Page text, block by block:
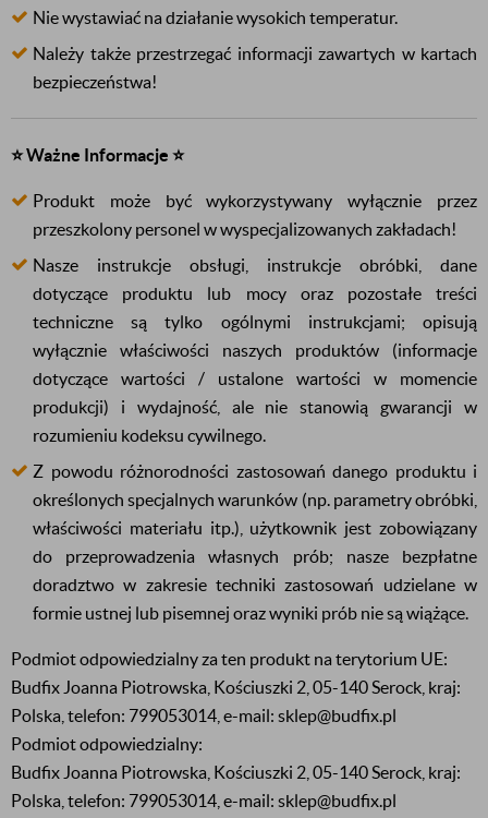
Nie wystawiać na działanie wysokich temperatur.
Należy także przestrzegać informacji zawartych w kartach
bezpieczeństwa!
⭐ Ważne Informacje ⭐
Produkt może być wykorzystywany wyłącznie przez
przeszkolony personel w wyspecjalizowanych zakładach!
Nasze instrukcje obsługi, instrukcje obróbki, dane
dotyczące produktu lub mocy oraz pozostałe treści
techniczne są tylko ogólnymi instrukcjami; opisują
wyłącznie właściwości naszych produktów (informacje
dotyczące wartości / ustalone wartości w momencie
produkcji) i wydajność, ale nie stanowią gwarancji w
rozumieniu kodeksu cywilnego.
Z powodu różnorodności zastosowań danego produktu i
określonych specjalnych warunków (np. parametry obróbki,
właściwości materiału itp.), użytkownik jest zobowiązany
do przeprowadzenia własnych prób; nasze bezpłatne
doradztwo w zakresie techniki zastosowań udzielane w
formie ustnej lub pisemnej oraz wyniki prób nie są wiążące.
Podmiot odpowiedzialny za ten produkt na terytorium UE:
Budfix Joanna Piotrowska, Kościuszki 2, 05-140 Serock, kraj:
Polska, telefon: 799053014, e-mail: sklep@budfix.pl
Podmiot odpowiedzialny:
Budfix Joanna Piotrowska, Kościuszki 2, 05-140 Serock, kraj:
Polska, telefon: 799053014, e-mail: sklep@budfix.pl